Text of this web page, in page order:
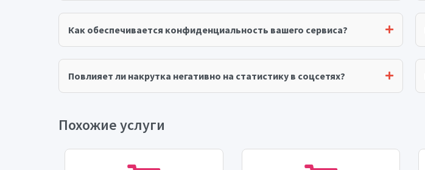
Как обеспечивается конфиденциальность вашего сервиса?
Повлияет ли накрутка негативно на статистику в соцсетях?
Похожие услуги